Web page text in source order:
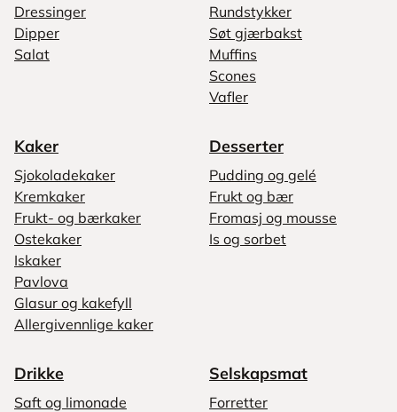
Dressinger
Dipper
Salat
Rundstykker
Søt gjærbakst
Muffins
Scones
Vafler
Kaker
Sjokoladekaker
Kremkaker
Frukt- og bærkaker
Ostekaker
Iskaker
Pavlova
Glasur og kakefyll
Allergivennlige kaker
Desserter
Pudding og gelé
Frukt og bær
Fromasj og mousse
Is og sorbet
Drikke
Saft og limonade
Selskapsmat
Forretter